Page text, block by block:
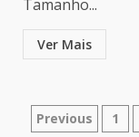
Tamanho...
Ver Mais
Previous 1